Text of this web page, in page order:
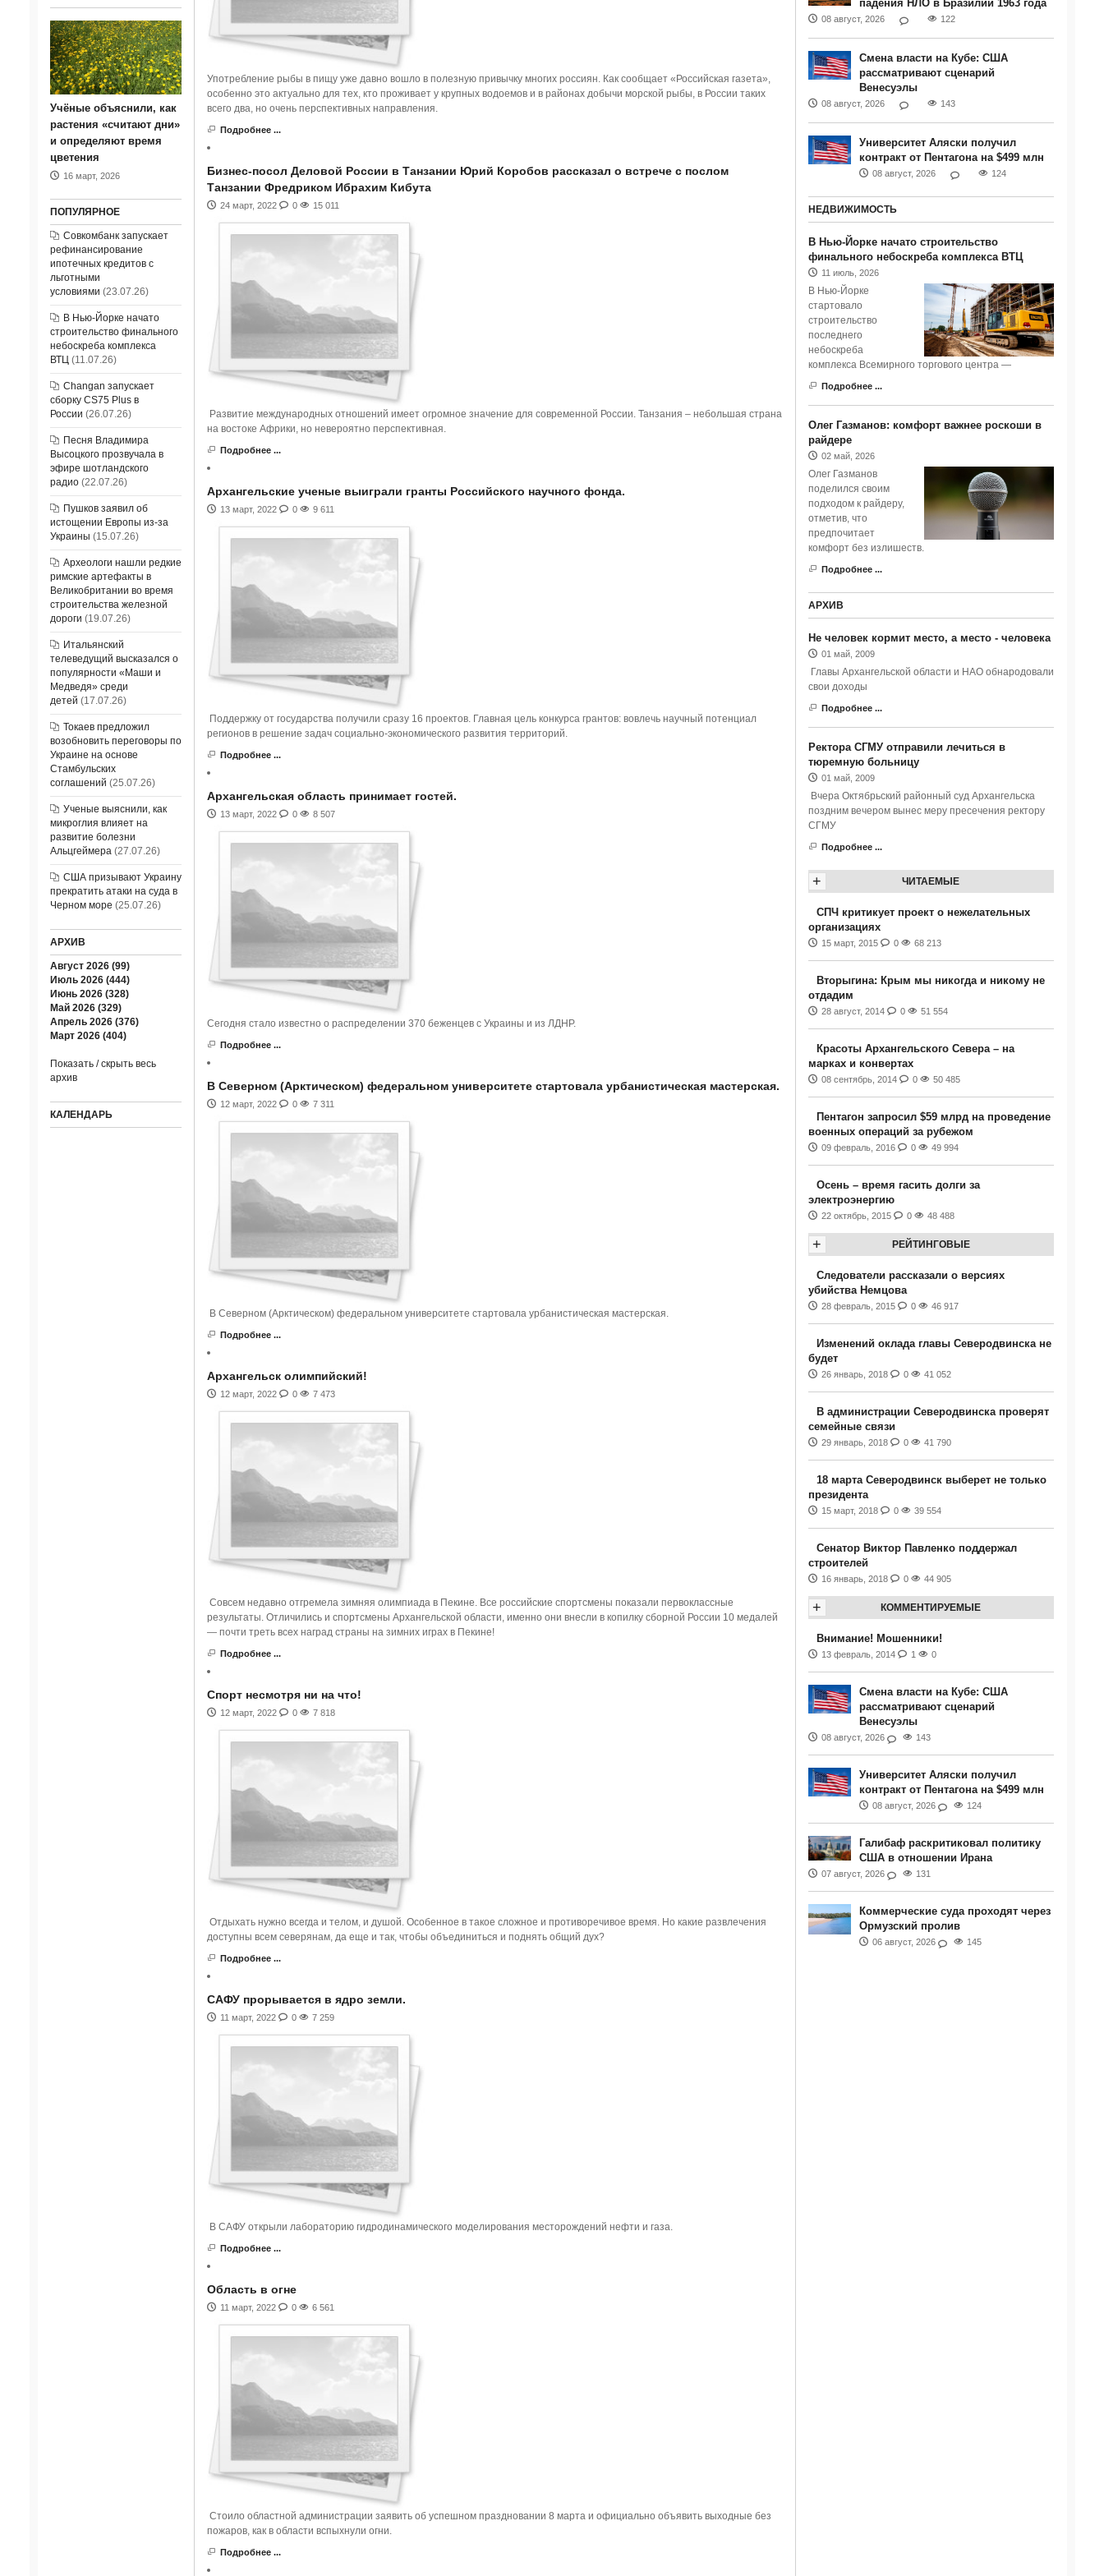
Употребление рыбы в пищу уже давно вошло в полезную привычку многих россиян. Как сообщает «Российская газета»,
особенно это актуально для тех, кто проживает у крупных водоемов и в районах добычи морской рыбы, в России таких
всего два, но очень перспективных направления.
Подробнее ...
Бизнес-посол Деловой России в Танзании Юрий Коробов рассказал о встрече с послом
Танзании Фредриком Ибрахим Кибута
24 март, 2022 0 15 011
Развитие международных отношений имеет огромное значение для современной России. Танзания – небольшая страна
на востоке Африки, но невероятно перспективная.
Подробнее ...
Архангельские ученые выиграли гранты Российского научного фонда.
13 март, 2022 0 9 611
Поддержку от государства получили сразу 16 проектов. Главная цель конкурса грантов: вовлечь научный потенциал
регионов в решение задач социально-экономического развития территорий.
Подробнее ...
Архангельская область принимает гостей.
13 март, 2022 0 8 507
Сегодня стало известно о распределении 370 беженцев с Украины и из ЛДНР.
Подробнее ...
В Северном (Арктическом) федеральном университете стартовала урбанистическая мастерская.
12 март, 2022 0 7 311
В Северном (Арктическом) федеральном университете стартовала урбанистическая мастерская.
Подробнее ...
Архангельск олимпийский!
12 март, 2022 0 7 473
Совсем недавно отгремела зимняя олимпиада в Пекине. Все российские спортсмены показали первоклассные
результаты. Отличились и спортсмены Архангельской области, именно они внесли в копилку сборной России 10 медалей
— почти треть всех наград страны на зимних играх в Пекине!
Подробнее ...
Спорт несмотря ни на что!
12 март, 2022 0 7 818
Отдыхать нужно всегда и телом, и душой. Особенное в такое сложное и противоречивое время. Но какие развлечения
доступны всем северянам, да еще и так, чтобы объединиться и поднять общий дух?
Подробнее ...
САФУ прорывается в ядро земли.
11 март, 2022 0 7 259
В САФУ открыли лабораторию гидродинамического моделирования месторождений нефти и газа.
Подробнее ...
Область в огне
11 март, 2022 0 6 561
Стоило областной администрации заявить об успешном праздновании 8 марта и официально объявить выходные без
пожаров, как в области вспыхнули огни.
Подробнее ...
падения НЛО в Бразилии 1963 года
08 август, 2026 122
Смена власти на Кубе: США
рассматривают сценарий
Венесуэлы
08 август, 2026 143
Университет Аляски получил
контракт от Пентагона на $499 млн
08 август, 2026 124
НЕДВИЖИМОСТЬ
В Нью-Йорке начато строительство
финального небоскреба комплекса ВТЦ
11 июль, 2026
В Нью-Йорке
стартовало
строительство
последнего
небоскреба
комплекса Всемирного торгового центра —
Подробнее ...
Олег Газманов: комфорт важнее роскоши в
райдере
02 май, 2026
Олег Газманов
поделился своим
подходом к райдеру,
отметив, что
предпочитает
комфорт без излишеств.
Подробнее ...
АРХИВ
Не человек кормит место, а место - человека
01 май, 2009
Главы Архангельской области и НАО обнародовали
свои доходы
Подробнее ...
Ректора СГМУ отправили лечиться в
тюремную больницу
01 май, 2009
Вчера Октябрьский районный суд Архангельска
поздним вечером вынес меру пресечения ректору
СГМУ
Подробнее ...
ЧИТАЕМЫЕ
+
СПЧ критикует проект о нежелательных
организациях
15 март, 2015 0 68 213
Вторыгина: Крым мы никогда и никому не
отдадим
28 август, 2014 0 51 554
Красоты Архангельского Севера – на
марках и конвертах
08 сентябрь, 2014 0 50 485
Пентагон запросил $59 млрд на проведение
военных операций за рубежом
09 февраль, 2016 0 49 994
Осень – время гасить долги за
электроэнергию
22 октябрь, 2015 0 48 488
РЕЙТИНГОВЫЕ
+
Следователи рассказали о версиях
убийства Немцова
28 февраль, 2015 0 46 917
Изменений оклада главы Северодвинска не
будет
26 январь, 2018 0 41 052
В администрации Северодвинска проверят
семейные связи
29 январь, 2018 0 41 790
18 марта Северодвинск выберет не только
президента
15 март, 2018 0 39 554
Сенатор Виктор Павленко поддержал
строителей
16 январь, 2018 0 44 905
КОММЕНТИРУЕМЫЕ
+
Внимание! Мошенники!
13 февраль, 2014 1 0
Смена власти на Кубе: США
рассматривают сценарий
Венесуэлы
08 август, 2026 143
Университет Аляски получил
контракт от Пентагона на $499 млн
08 август, 2026 124
Галибаф раскритиковал политику
США в отношении Ирана
07 август, 2026 131
Коммерческие суда проходят через
Ормузский пролив
06 август, 2026 145
Учёные объяснили, как
растения «считают дни»
и определяют время
цветения
16 март, 2026
ПОПУЛЯРНОЕ
Совкомбанк запускает
рефинансирование
ипотечных кредитов с
льготными
условиями (23.07.26)
В Нью-Йорке начато
строительство финального
небоскреба комплекса
ВТЦ(11.07.26)
Changan запускает
сборку CS75 Plus в
России (26.07.26)
Песня Владимира
Высоцкого прозвучала в
эфире шотландского
радио(22.07.26)
Пушков заявил об
истощении Европы из-за
Украины (15.07.26)
Археологи нашли редкие
римские артефакты в
Великобритании во время
строительства железной
дороги (19.07.26)
Итальянский
телеведущий высказался о
популярности «Маши и
Медведя» среди
детей (17.07.26)
Токаев предложил
возобновить переговоры по
Украине на основе
Стамбульских
соглашений (25.07.26)
Ученые выяснили, как
микроглия влияет на
развитие болезни
Альцгеймера(27.07.26)
США призывают Украину
прекратить атаки на суда в
Черном море (25.07.26)
АРХИВ
Август 2026 (99)
Июль 2026 (444)
Июнь 2026 (328)
Май 2026 (329)
Апрель 2026 (376)
Март 2026 (404)
Показать / скрыть весь
архив
КАЛЕНДАРЬ